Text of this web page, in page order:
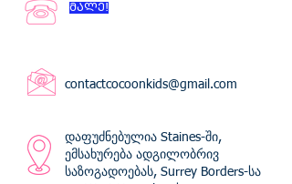
ᲛᲐᲚᲔ!
contactcocoonkids@gmail.com
დაფუძნებულია Staines-ში,
ემსახურება ადგილობრივ
საზოგადოებას, Surrey Borders-სა